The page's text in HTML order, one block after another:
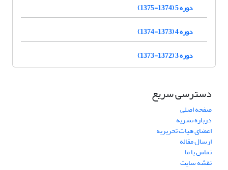
دوره 5 (1374-1375)
دوره 4 (1373-1374)
دوره 3 (1372-1373)
دسترسی سریع
صفحه اصلی
درباره نشریه
اعضای هیات تحریریه
ارسال مقاله
تماس با ما
نقشه سایت